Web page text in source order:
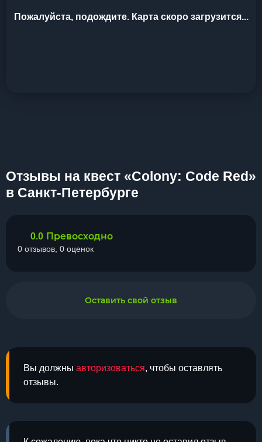
Пожалуйста, подождите. Карта скоро загрузится...
Отзывы на квест «Colony: Code Red»
в Санкт-Петербурге
Вы должны авторизоваться, чтобы оставлять
отзывы.
0.0 Превосходно
0 отзывов, 0 оценок
Оставить свой отзыв